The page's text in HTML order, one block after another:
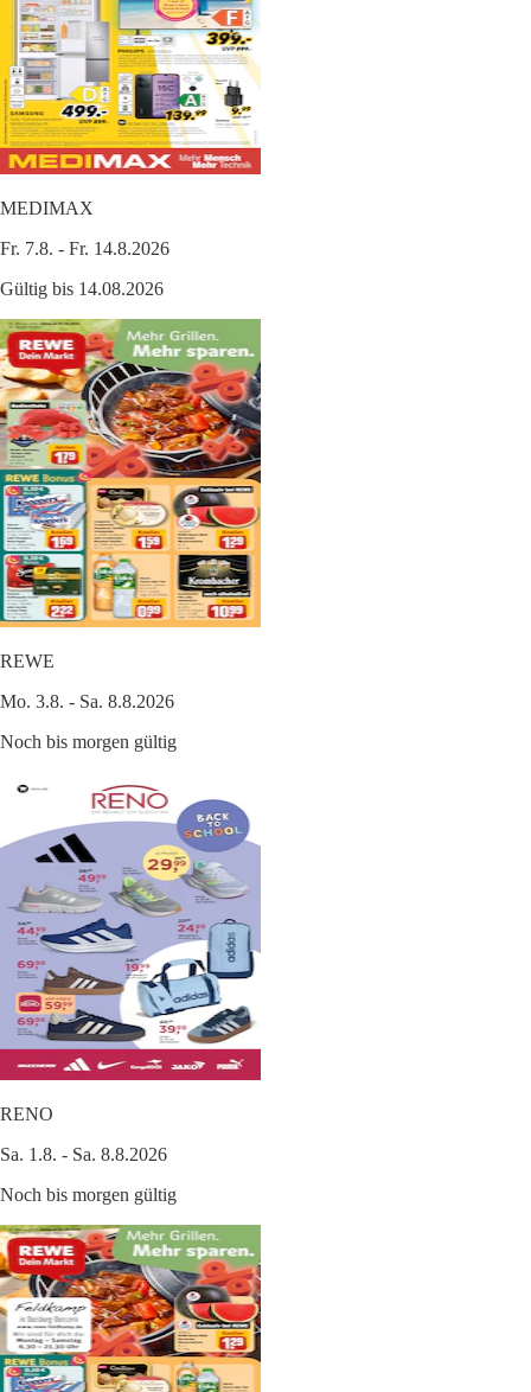
MEDIMAX
Fr. 7.8. - Fr. 14.8.2026
Gültig bis 14.08.2026
REWE
Mo. 3.8. - Sa. 8.8.2026
Noch bis morgen gültig
RENO
Sa. 1.8. - Sa. 8.8.2026
Noch bis morgen gültig